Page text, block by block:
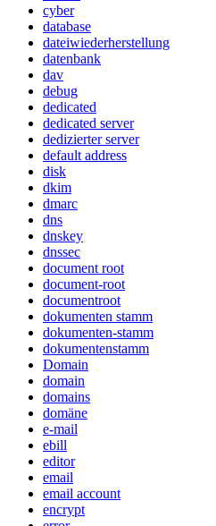
cyber
database
dateiwiederherstellung
datenbank
dav
debug
dedicated
dedicated server
dedizierter server
default address
disk
dkim
dmarc
dns
dnskey
dnssec
document root
document-root
documentroot
dokumenten stamm
dokumenten-stamm
dokumentenstamm
Domain
domain
domains
domäne
e-mail
ebill
editor
email
email account
encrypt